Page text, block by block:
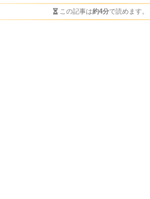
この記事は約4分で読めます。